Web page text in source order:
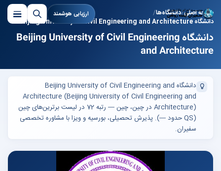
ارزیابی هوشمند صفحه اصلی دانشگاه‌ها
دانشگاه Beijing University of Civil Engineering and Architecture
دانشگاه Beijing University of Civil Engineering
and Architecture
دانشگاه Beijing University of Civil Engineering and
Architecture (Beijing University of Civil Engineering and
Architecture) در چین، چین — رتبه 72 در لیست برترین‌های چین
(QS حدود —). پذیرش تحصیلی، بورسیه و ویزا با مشاوره تخصصی
سفیران.